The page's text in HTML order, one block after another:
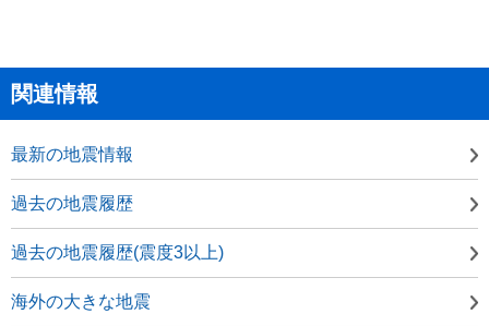
関連情報
最新の地震情報
過去の地震履歴
過去の地震履歴(震度3以上)
海外の大きな地震